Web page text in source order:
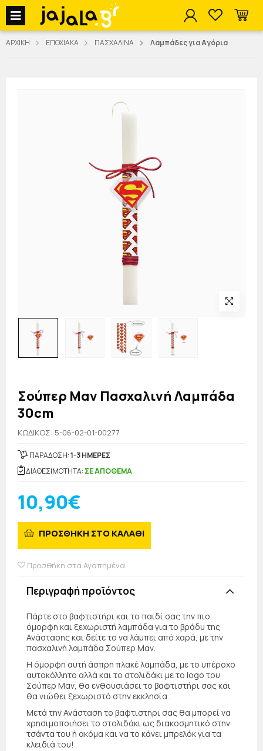
jajala Menu
ΑΡΧΙΚΗ ΕΠΟΧΙΑΚΑ ΠΑΣΧΑΛΙΝΑ Λαμπάδες για Αγόρια
Σούπερ Μαν Πασχαλινή Λαμπάδα
30cm
KΩΔΙΚΟΣ: 5-06-02-01-00277
ΠΑΡΑΔΟΣΗ:1-3 ΗΜΕΡΕΣ
ΔΙΑΘΕΣΙΜΟΤΗΤΑ: ΣΕ ΑΠΟΘΕΜΑ
10,90€
ΠΡΟΣΘΗΚΗ ΣΤΟ ΚΑΛΑΘΙ
Προσθήκη στα Αγαπημένα
Περιγραφή προϊόντος
Πάρτε στο βαφτιστήρι και το παιδί σας την πιο
όμορφη και ξεχωριστή λαμπάδα για το βράδυ της
Ανάστασης και δείτε το να λάμπει από χαρά, με την
πασχαλινή λαμπάδα Σούπερ Μαν.
Η όμορφη αυτή άσπρη πλακέ λαμπάδα, με το υπέροχο
αυτοκόλλητο αλλά και το στολιδάκι με το logo του
Σούπερ Μαν, θα ενθουσιάσει το βαφτιστήρι σας και
θα νιώθει ξεχωριστό στην εκκλησία.
Μετά την Ανάσταση το βαφτιστήρι σας θα μπορεί να
χρησιμοποιήσει το στολιδάκι ως διακοσμητικό στην
τσάντα του ή ακόμα και να το κάνει μπρελόκ για τα
κλειδιά του!